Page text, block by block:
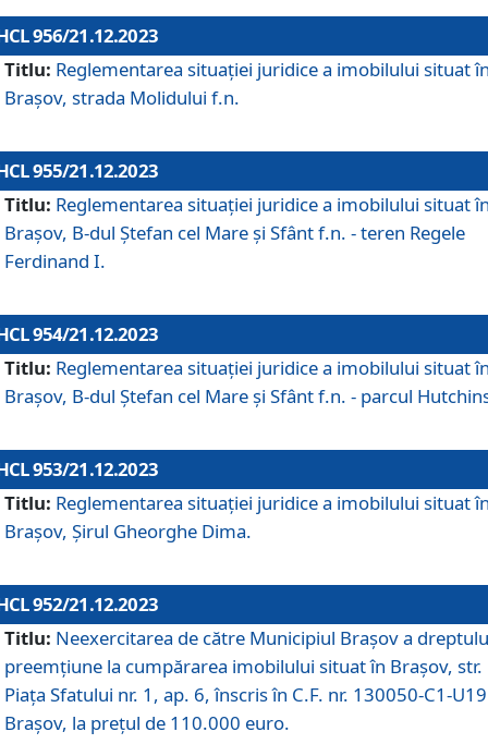
956/21.12.2023
Titlu: Reglementarea situației juridice a imobilului situat
Brașov, strada Molidului f.n.
955/21.12.2023
Titlu: Reglementarea situației juridice a imobilului situat
Brașov, B-dul Ștefan cel Mare și Sfânt f.n. - teren Regele
Ferdinand I.
954/21.12.2023
Titlu: Reglementarea situației juridice a imobilului situat
Brașov, B-dul Ștefan cel Mare și Sfânt f.n. - parcul
953/21.12.2023
Titlu: Reglementarea situației juridice a imobilului situat
Brașov, Șirul Gheorghe Dima.
952/21.12.2023
Titlu: Neexercitarea de către Municipiul Brașov a
preemțiune la cumpărarea imobilului situat în Brașov, str.
Piața Sfatului nr. 1, ap. 6, înscris în C.F. nr. 130050-C1-U19
Brașov, la prețul de 110.000 euro.